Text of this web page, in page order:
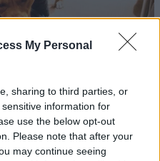
My Personal
sharing to third parties, or
information for
use the below opt-out
Please note that after your
may continue seeing